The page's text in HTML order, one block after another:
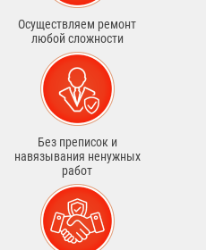
Осуществляем ремонт
любой сложности
Без преписок и
навязывания ненужных
работ